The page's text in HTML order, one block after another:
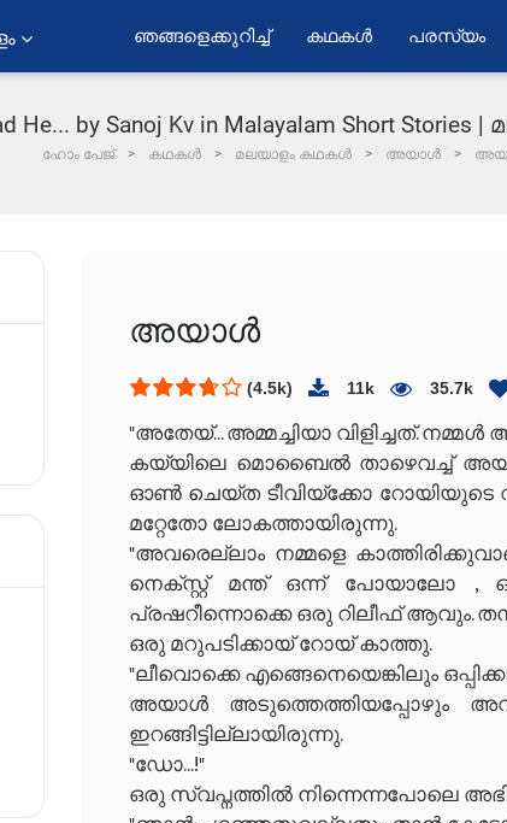
ഞങ്ങളെക്കുറിച്ച് കഥകൾ പരസ്യം
He... by Sanoj Kv in Malayalam Short Stories
ഹോം പേജ് കഥകൾ മലയാളം കഥകൾ അയാൾ
അയാൾ
(4.5k) 11k 35.7k
"അതേയ്... അമ്മച്ചിയാ വിളിച്ചത്.
കയ്യിലെ മൊബൈൽ താഴെവച്ച്
ഓൺ ചെയ്ത ടീവിയ്‌ക്കോ
മറ്റേതോ ലോകത്തായിരുന്നു.
"അവരെല്ലാം നമ്മളെ
നെക്സ്റ്റ് മന്ത് ഒന്ന് പോയാലോ ,
പ്രഷറീന്നൊക്കെ ഒരു റിലീഫ് ആവും.
ഒരു മറുപടിക്കായ് റോയ് കാത്തു.
"ലീവൊക്കെ എങ്ങെനെയെങ്കിലും
അയാൾ അടുത്തെത്തിയപ്പോഴും
ഇറങ്ങിട്ടില്ലായിരുന്നു.
"ഡോ...!"
ഒരു സ്വപ്നത്തിൽ നിന്നെന്നപോലെ